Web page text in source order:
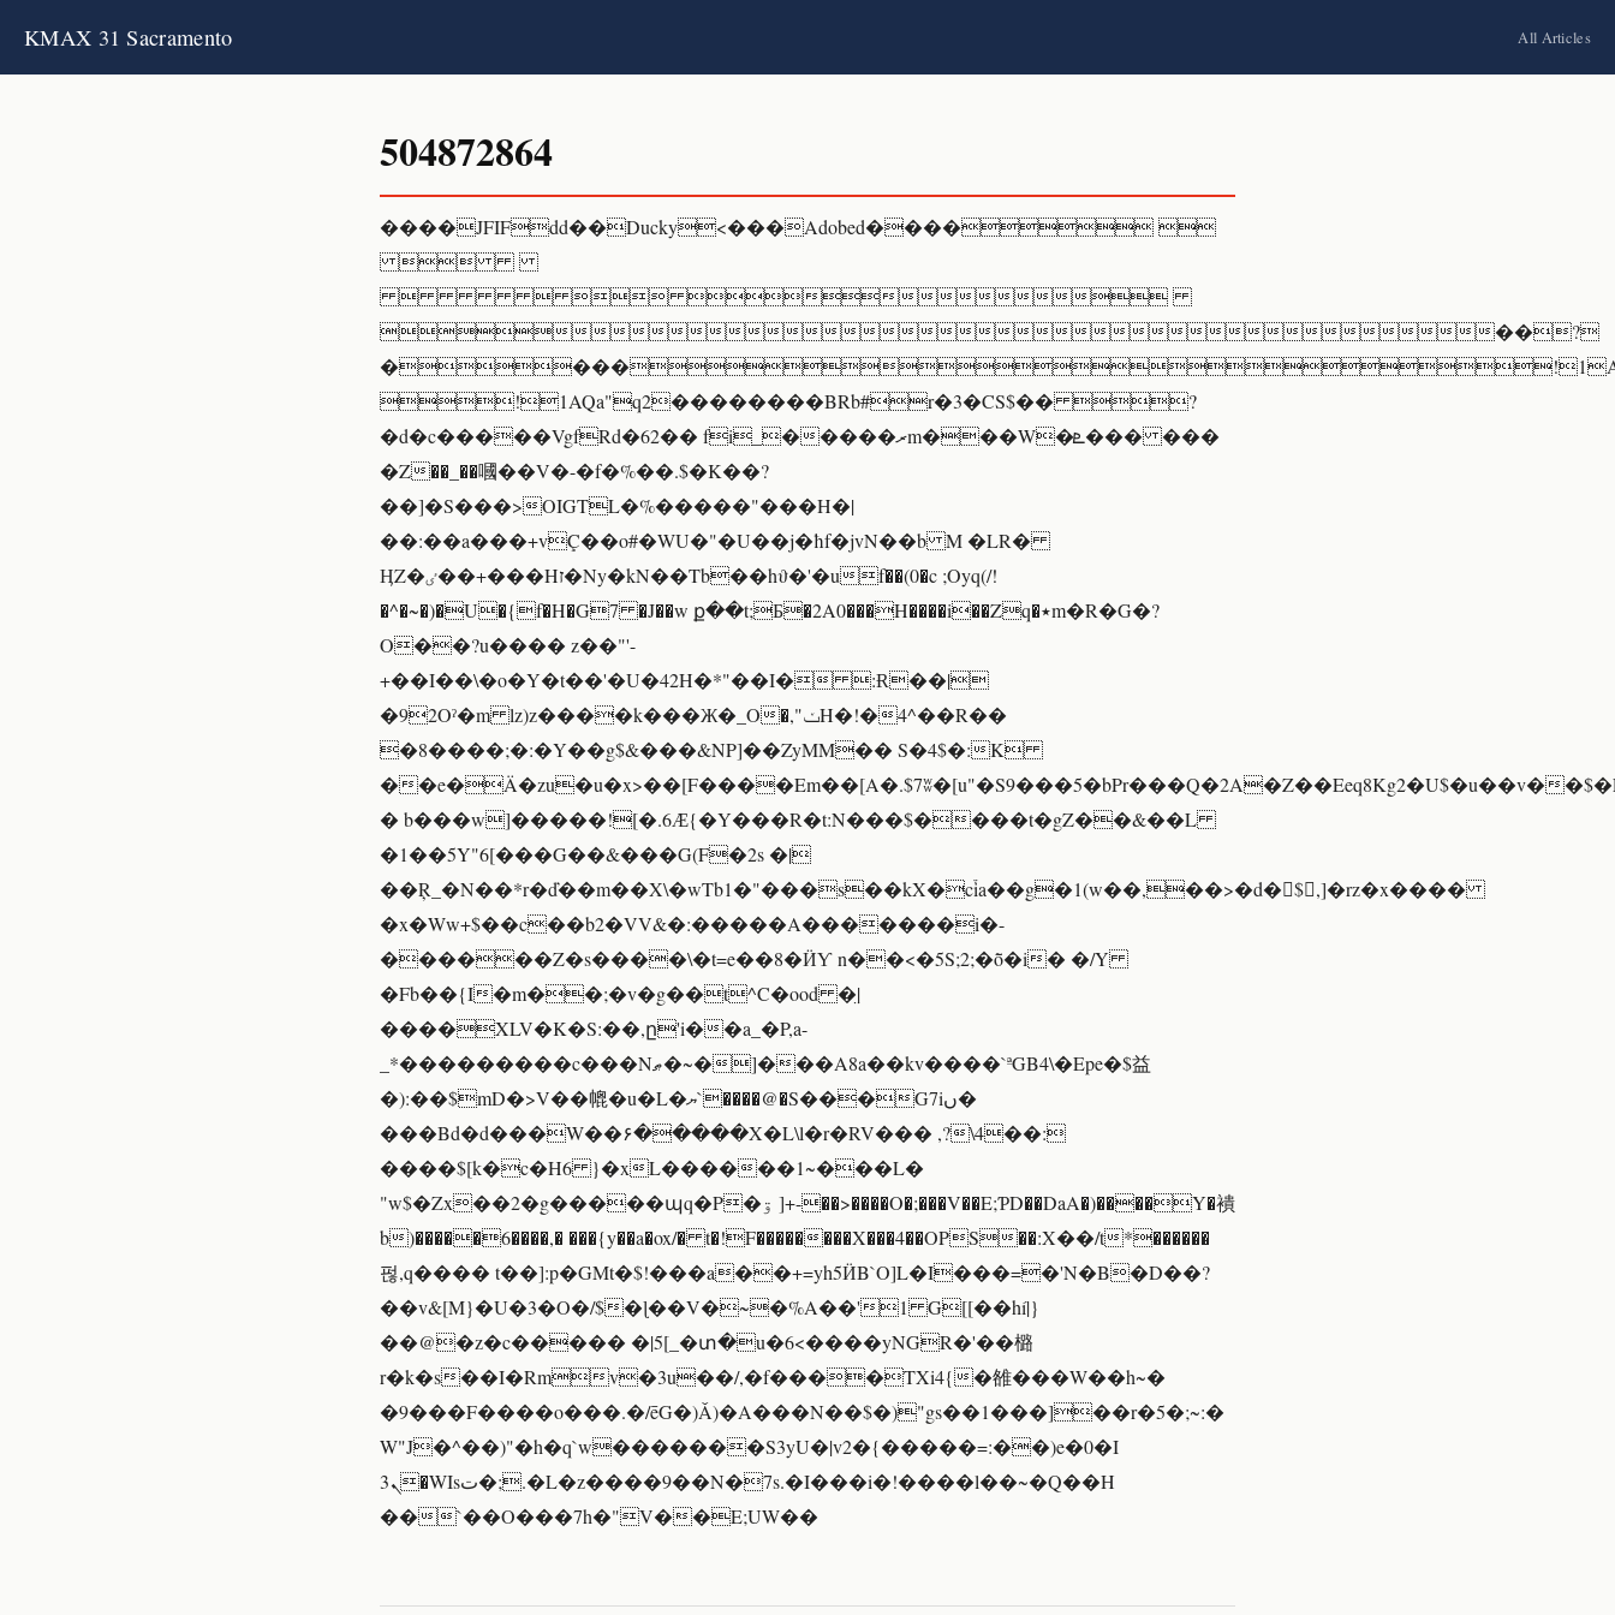
KMAX 31 Sacramento All Articles
504872864
����JFIFdd��Ducky<���Adobed���� 

   
��?
!1AQa"q2��������BRb#r�3�CS$�� ?
�d�c�����VgfRd�62�� fi_�����ރm���W�ܧ��� ���
�Z��_��嘓��V�-�f�%��.$�K��?
��]�S���>OIGTL�%�����"���H�|
��:��a���+vÇ��o#�WU�"�U��j�ħf�jvN��b M �LR�
ӉZ�ٸ��+���Hז�Ny�kN��Tb��hϑ�'�uf��(0�c ;Oyq(/!
�^�~�)�U�{f�H�G7 �J��w ք��t;Ƃ�2A0���H����i��Zq�٭m�R�G�?
O��?u���� z��"'-
+��I��\�o�Y�t��'�U�42H�*"��I� :Ɍ��|
�92Oˀ�m lz)z����k���Ж�_O�,"ݖH�!�4^��R��
�8����;�:�Y��g$&���&NP]��ZyMM�� S�4$�:K
�
� b���w]�����![�.6Ӕ{�Y���R�t:N���$����t�gZ��&��L
�1��5Y"6[���G��&���G(F�2s �|
��Ŗ_�N��*r�ď��m��X\�wTb1�"���s��kX�c֒ia��g�1(w��,��>�d�$,]�rz�x����
�x�Ww+$��c��b2�VV&�:�����A�������i�-
������Z�s����\�t=e��8�ӤƳ n��<�5S;2;�ȭ�i� �/Y
�Fb��{I�m��;�v�g��t^C�ood �̤|
����XLV�K�S:��,ը'i��a_�P,a-
_*���������c���Nޠ�~�]���A8a��kv����`ªGB4\�Epe�$益
�):��$mD�>V��㡙�u�L�ޔ`����@�S���G7iں�
���Bd�d���W��۶�����X�L\l�r�RV��� ,?\4��:
����$[k�c�H6 }�xL������1~���L�
"w$�Zx��2�g�����պq�P�ۊ ]+-��>����O�;���V��E;ƤD��DaA�)����Y�䙡
b)�����6����,� ���{y��a�ox/� t�!F��������X���4��OPS��:Χ��/t*������
펂,q���� t��]:p�GMt�$!���a��+=yh5ӤB`O]L�I���=�'N�B�D��?
��v&[M}�U�3�O�/$�ɭ��V�~�%A��'1 G[[��hí|}
��@�z�c����� �|5[_�տ�u�6<����yNGR�'��㯝
r�k�s��I�Rmv�3u��/,�f����TXi4{�雒���W��h~�
�9���F����o���.�/ēG�)Ǎ)�A���N��$�)"gs��1���]��r�5�;~:�
W"J�^��)"�h�q`w�������S3yU�|v2�{�����=:��)e�0�I
ܢ3�WIsت�;.�L�z����9��N�7s.�I���i�!����l��~�Q��H
��`��O���7h�"V��E;UW��